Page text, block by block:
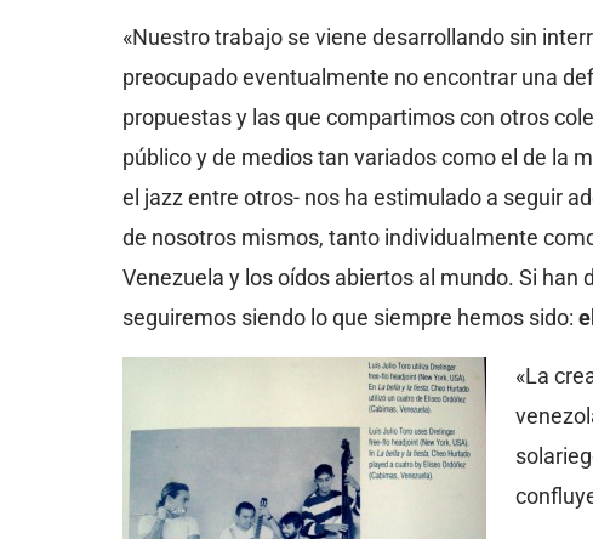
«Nuestro trabajo se viene desarrollando sin
preocupado eventualmente no encontrar una
propuestas y las que compartimos con otros
público y de medios tan variados como el de la
el jazz entre otros- nos ha estimulado a seguir
de nosotros mismos, tanto individualmente
Venezuela y los oídos abiertos al mundo. Si han
seguiremos siendo lo que siempre hemos sido:
«La